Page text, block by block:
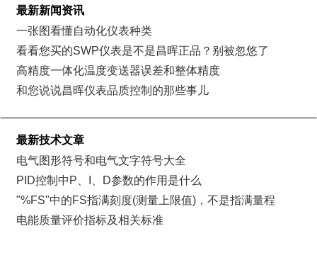
最新新闻资讯
一张图看懂自动化仪表种类
看看您买的SWP仪表是不是昌晖正品？别被忽悠了
高精度一体化温度变送器误差和整体精度
和您说说昌晖仪表品质控制的那些事儿
最新技术文章
电气图形符号和电气文字符号大全
PID控制中P、I、D参数的作用是什么
"%FS"中的FS指满刻度(测量上限值)，不是指满量程
电能质量评价指标及相关标准